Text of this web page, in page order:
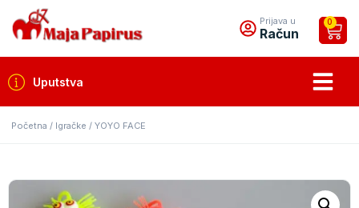
Prijava u
Račun
0
Uputstva
Početna / Igračke / YOYO FACE